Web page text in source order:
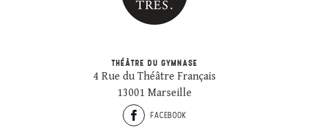
THÉÂTRE DU GYMNASE
4 Rue du Théâtre Français
13001 Marseille
FACEBOOK